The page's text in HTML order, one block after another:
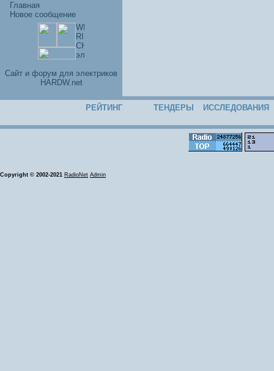
Главная
Новое сообщение
Cайт и форум для электриков
HARDW.net
РЕЙТИНГ ТЕНДЕРЫ ИССЛЕДОВАНИЯ
Copyright © 2002-2021 RadioNet Admin